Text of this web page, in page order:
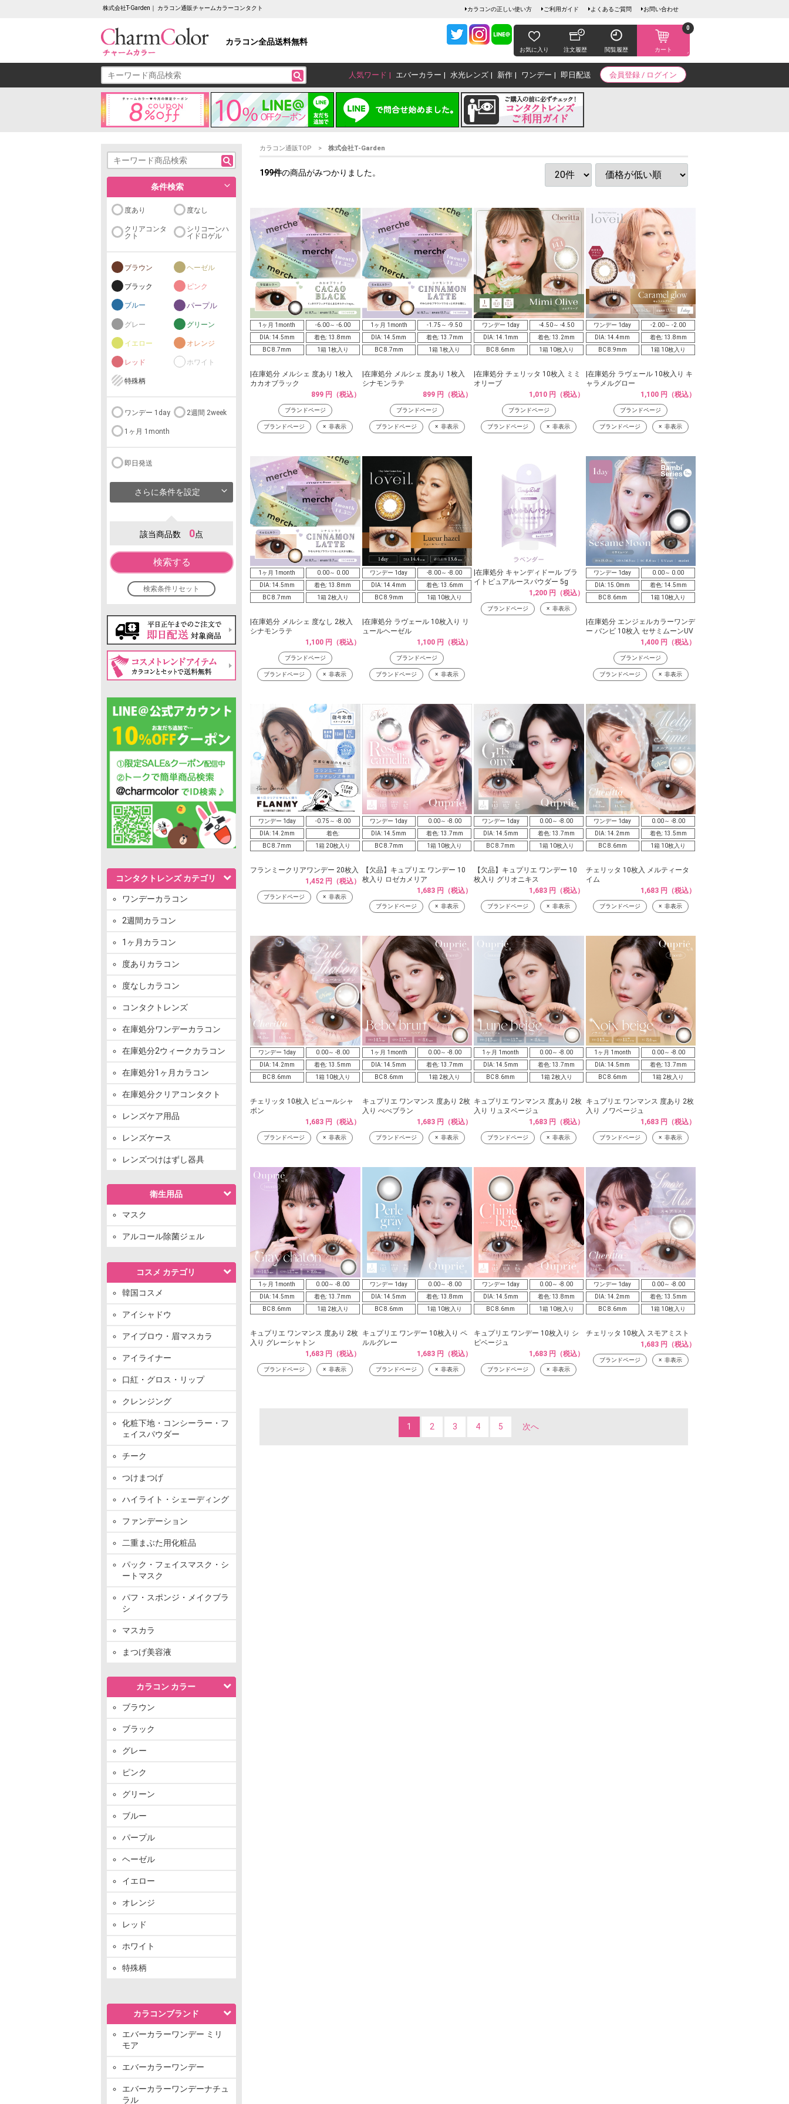
株式会社T-Garden｜ カラコン通販チャームカラーコンタクト カラコンの正しい使い方 ご利用ガイド よくあるご質問 お問い合わせ
カラコン全品送料無料
お気に入り 注文履歴 閲覧履歴 カート
0
会員登録 / ログイン
人気ワード エバーカラー 水光レンズ 新作 ワンデー 即日配送
条件検索
度あり 度なし
クリアコンタ
クト
シリコーンハ
イドロゲル
ブラウン ヘーゼル
ブラック ピンク
ブルー パープル
グレー グリーン
イエロー オレンジ
レッド ホワイト
特殊柄
ワンデー 1day 2週間 2week
1ヶ月 1month
即日発送
さらに条件を設定
該当商品数 0点
検索する
検索条件リセット
コンタクトレンズ カテゴリ
ワンデーカラコン
2週間カラコン
1ヶ月カラコン
度ありカラコン
度なしカラコン
コンタクトレンズ
在庫処分ワンデーカラコン
在庫処分2ウィークカラコン
在庫処分1ヶ月カラコン
在庫処分クリアコンタクト
レンズケア用品
レンズケース
レンズつけはずし器具
衛生用品
マスク
アルコール除菌ジェル
コスメ カテゴリ
韓国コスメ
アイシャドウ
アイブロウ・眉マスカラ
アイライナー
口紅・グロス・リップ
クレンジング
化粧下地・コンシーラー・フ
ェイスパウダー
チーク
つけまつげ
ハイライト・シェーディング
ファンデーション
二重まぶた用化粧品
パック・フェイスマスク・シ
ートマスク
パフ・スポンジ・メイクブラ
シ
マスカラ
まつげ美容液
カラコン カラー
ブラウン
ブラック
グレー
ピンク
グリーン
ブルー
パープル
ヘーゼル
イエロー
オレンジ
レッド
ホワイト
特殊柄
カラコンブランド
エバーカラーワンデー ミリ
モア
エバーカラーワンデー
エバーカラーワンデーナチュ
ラル
カラコン通販TOP 株式会社T-Garden
199件の商品がみつかりました。
1ヶ月 1month
-6.00～ -6.00
DIA: 14.5mm
着色: 13.8mm
BC 8.7mm
1箱 1枚入り
|在庫処分 メルシェ 度あり 1枚入
カカオブラック
899 円（税込）
ブランドページ
ブランドページ 非表示
1ヶ月 1month
-1.75～ -9.50
DIA: 14.5mm
着色: 13.7mm
BC 8.7mm
1箱 1枚入り
|在庫処分 メルシェ 度あり 1枚入
シナモンラテ
899 円（税込）
ブランドページ
ブランドページ 非表示
ワンデー 1day
-4.50～ -4.50
DIA: 14.1mm
着色: 13.2mm
BC 8.6mm
1箱 10枚入り
|在庫処分 チェリッタ 10枚入 ミミ
オリーブ
1,010 円（税込）
ブランドページ
ブランドページ 非表示
ワンデー 1day
-2.00～ -2.00
DIA: 14.4mm
着色: 13.8mm
BC 8.9mm
1箱 10枚入り
|在庫処分 ラヴェール 10枚入り キ
ャラメルグロー
1,100 円（税込）
ブランドページ
ブランドページ 非表示
1ヶ月 1month
0.00～ 0.00
DIA: 14.5mm
着色: 13.8mm
BC 8.7mm
1箱 2枚入り
|在庫処分 メルシェ 度なし 2枚入
シナモンラテ
1,100 円（税込）
ブランドページ
ブランドページ 非表示
ワンデー 1day
-8.00～ -8.00
DIA: 14.4mm
着色: 13.6mm
BC 8.9mm
1箱 10枚入り
|在庫処分 ラヴェール 10枚入り リ
ュールヘーゼル
1,100 円（税込）
ブランドページ
ブランドページ 非表示
|在庫処分 キャンディドール ブラ
イトピュアルースパウダー 5g
1,200 円（税込）
ブランドページ 非表示
ワンデー 1day
0.00～ 0.00
DIA: 15.0mm
着色: 14.5mm
BC 8.6mm
1箱 10枚入り
|在庫処分 エンジェルカラーワンデ
ー バンビ 10枚入 セサミムーンUV
1,400 円（税込）
ブランドページ
ブランドページ 非表示
ワンデー 1day
-0.75～ -8.00
DIA: 14.2mm
着色:
BC 8.7mm
1箱 20枚入り
フランミークリアワンデー 20枚入
1,452 円（税込）
ブランドページ 非表示
ワンデー 1day
0.00～ -8.00
DIA: 14.5mm
着色: 13.7mm
BC 8.7mm
1箱 10枚入り
【欠品】キュプリエ ワンデー 10
枚入り ロゼカメリア
1,683 円（税込）
ブランドページ 非表示
ワンデー 1day
0.00～ -8.00
DIA: 14.5mm
着色: 13.7mm
BC 8.7mm
1箱 10枚入り
【欠品】キュプリエ ワンデー 10
枚入り グリオニキス
1,683 円（税込）
ブランドページ 非表示
ワンデー 1day
0.00～ -8.00
DIA: 14.2mm
着色: 13.5mm
BC 8.6mm
1箱 10枚入り
チェリッタ 10枚入 メルティータ
イム
1,683 円（税込）
ブランドページ 非表示
ワンデー 1day
0.00～ -8.00
DIA: 14.2mm
着色: 13.5mm
BC 8.6mm
1箱 10枚入り
チェリッタ 10枚入 ピュールシャ
ボン
1,683 円（税込）
ブランドページ 非表示
1ヶ月 1month
0.00～ -8.00
DIA: 14.5mm
着色: 13.7mm
BC 8.6mm
1箱 2枚入り
キュプリエ ワンマンス 度あり 2枚
入り べべブラン
1,683 円（税込）
ブランドページ 非表示
1ヶ月 1month
0.00～ -8.00
DIA: 14.5mm
着色: 13.7mm
BC 8.6mm
1箱 2枚入り
キュプリエ ワンマンス 度あり 2枚
入り リュヌベージュ
1,683 円（税込）
ブランドページ 非表示
1ヶ月 1month
0.00～ -8.00
DIA: 14.5mm
着色: 13.7mm
BC 8.6mm
1箱 2枚入り
キュプリエ ワンマンス 度あり 2枚
入り ノワベージュ
1,683 円（税込）
ブランドページ 非表示
1ヶ月 1month
0.00～ -8.00
DIA: 14.5mm
着色: 13.7mm
BC 8.6mm
1箱 2枚入り
キュプリエ ワンマンス 度あり 2枚
入り グレーシャトン
1,683 円（税込）
ブランドページ 非表示
ワンデー 1day
0.00～ -8.00
DIA: 14.5mm
着色: 13.8mm
BC 8.6mm
1箱 10枚入り
キュプリエ ワンデー 10枚入り ペ
ルルグレー
1,683 円（税込）
ブランドページ 非表示
ワンデー 1day
0.00～ -8.00
DIA: 14.5mm
着色: 13.8mm
BC 8.6mm
1箱 10枚入り
キュプリエ ワンデー 10枚入り シ
ピベージュ
1,683 円（税込）
ブランドページ 非表示
ワンデー 1day
0.00～ -8.00
DIA: 14.2mm
着色: 13.5mm
BC 8.6mm
1箱 10枚入り
チェリッタ 10枚入 スモアミスト
1,683 円（税込）
ブランドページ 非表示
1 2 3 4 5 次へ